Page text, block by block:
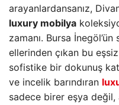
arayanlardansanız,
luxury mobilya
zamanı. Bursa
ellerinden çıkan bu
sofistike bir dokunuş
ve incelik barındıran
sadece birer eşya değil,